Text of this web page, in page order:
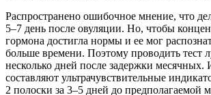
Распространено ошибочное мнение, что
5–7 день после овуляции. Но, чтобы
гормона достигла нормы и ее мог
больше времени. Поэтому проводить тест
несколько дней после задержки месячных.
составляют ультрачувствительные
2 полоски за 3–5 дней до предполагаемой